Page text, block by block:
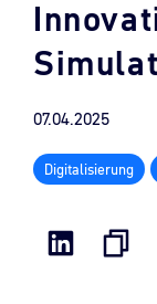
07.04.2025
Digitalisierung